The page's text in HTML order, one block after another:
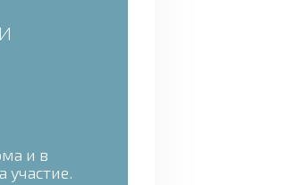
и в
участие.